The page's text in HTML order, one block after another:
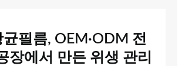
필름, OEM·ODM 전
장에서 만든 위생 관리